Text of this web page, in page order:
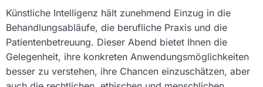
Künstliche Intelligenz hält zunehmend Einzug in die
Behandlungsabläufe, die berufliche Praxis und die
Patientenbetreuung. Dieser Abend bietet Ihnen die
Gelegenheit, ihre konkreten Anwendungsmöglichkeiten
besser zu verstehen, ihre Chancen einzuschätzen, aber